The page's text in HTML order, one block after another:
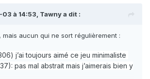
à 14:53, Tawnya dit :
mais aucun qui ne sort régulièrement :
j’ai toujours aimé ce jeu minimaliste
pas mal abstrait mais j’aimerais bien y